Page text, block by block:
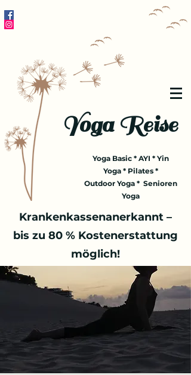
Yoga Reise
Yoga Basic * AYI * Yin
Yoga * Pilates *
Outdoor Yoga * Senioren
Yoga
Krankenkassenanerkannt –
bis zu 80 % Kostenerstattung
möglich!